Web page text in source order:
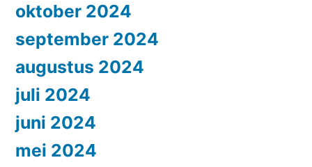
oktober 2024
september 2024
augustus 2024
juli 2024
juni 2024
mei 2024